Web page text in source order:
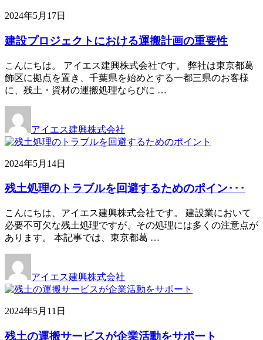
2024年5月17日
建設プロジェクトにおける運搬計画の重要性
こんにちは。 アイエス建興株式会社です。 弊社は東京都葛
飾区に拠点を置き、千葉県を始めとする一都三県のお客様
に、残土・資材の運搬処理ならびに …
アイエス建興株式会社
2024年5月14日
残土処理のトラブルを回避するためのポイン･･･
こんにちは、アイエス建興株式会社です。 建設業において
必要不可欠な残土処理ですが、その処理には多くの注意点が
あります。 本記事では、東京都葛 …
アイエス建興株式会社
2024年5月11日
残土の運搬サービスが企業活動をサポート